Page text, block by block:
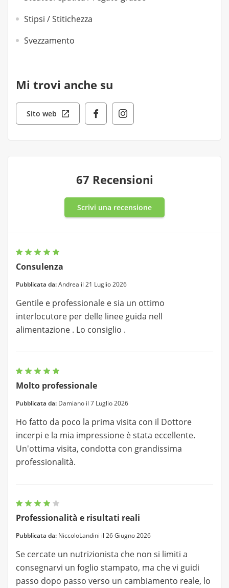
Stipsi / Stitichezza
Svezzamento
Mi trovi anche su
Sito web
67 Recensioni
Scrivi una recensione
Consulenza
Pubblicata da:Andrea il 21 Luglio 2026
Gentile e professionale e sia un ottimo
interlocutore per delle linee guida nell
alimentazione . Lo consiglio .
Molto professionale
Pubblicata da: Damiano il 7 Luglio 2026
Ho fatto da poco la prima visita con il Dottore
incerpi e la mia impressione è stata eccellente.
Un'ottima visita, condotta con grandissima
professionalità.
Professionalità e risultati reali
Pubblicata da: NiccoloLandini il 26 Giugno 2026
Se cercate un nutrizionista che non si limiti a
consegnarvi un foglio stampato, ma che vi guidi
passo dopo passo verso un cambiamento reale, lo